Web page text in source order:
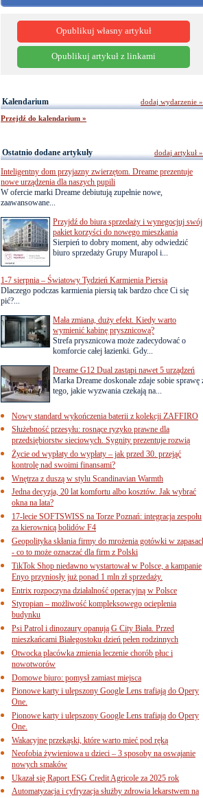
Opublikuj własny artykuł
Opublikuj artykuł z linkami
Kalendarium
Przejdź do kalendarium »
dodaj wydarzenie »
Ostatnio dodane artykuły
Inteligentny dom przyjazny zwierzętom. Dreame prezentuje
nowe urządzenia dla naszych pupili
W ofercie marki Dreame debiutują zupełnie nowe,
zaawansowane...
Przyjdź do biura sprzedaży i wynegocjuj swój
pakiet korzyści do nowego mieszkania
Sierpień to dobry moment, aby odwiedzić
biuro sprzedaży Grupy Murapol i...
1-7 sierpnia – Światowy Tydzień Karmienia Piersią
Dlaczego podczas karmienia piersią tak bardzo chce Ci się
pić?...
Mała zmiana, duży efekt. Kiedy warto
wymienić kabinę prysznicową?
Strefa prysznicowa może zadecydować o
komforcie całej łazienki. Gdy...
Dreame G12 Dual zastąpi nawet 5 urządzeń
Marka Dreame doskonale zdaje sobie sprawę
tego, jakie wyzwania czekają na...
Nowy standard wykończenia baterii z kolekcji ZAFFIRO
Służebność przesyłu: rosnące ryzyko prawne dla
przedsiębiorstw sieciowych. Sygnity prezentuje rozwią
Życie od wypłaty do wypłaty – jak przed 30. przejąć
kontrolę nad swoimi finansami?
Wnętrza z duszą w stylu Scandinavian Warmth
Jedna decyzja, 20 lat komfortu albo kosztów. Jak wybrać
okna na lata?
17-lecie SOFTSWISS na Torze Poznań: integracja zespołu
za kierownicą bolidów F4
Geopolityka skłania firmy do mrożenia gotówki w
- co to może oznaczać dla firm z Polski
TikTok Shop niedawno wystartował w Polsce, a kampanie
Enyo przyniosły już ponad 1 mln zł sprzedaży.
Entrix rozpoczyna działalność operacyjną w Polsce
Styropian – możliwość kompleksowego ocieplenia
budynku
Psi Patrol i dinozaury opanują G City Biała. Przed
mieszkańcami Białegostoku dzień pełen rodzinnych
Otwocka placówka zmienia leczenie chorób płuc i
nowotworów
Domowe biuro: pomysł zamiast miejsca
Pionowe karty i ulepszony Google Lens trafiają do Opery
One.
Pionowe karty i ulepszony Google Lens trafiają do Opery
One.
Wakacyjne przekąski, które warto mieć pod ręką
Neofobia żywieniowa u dzieci – 3 sposoby na oswajanie
nowych smaków
Ukazał się Raport ESG Credit Agricole za 2025 rok
Automatyzacja i cyfryzacja służby zdrowia lekarstwem na
dodaj artykuł »